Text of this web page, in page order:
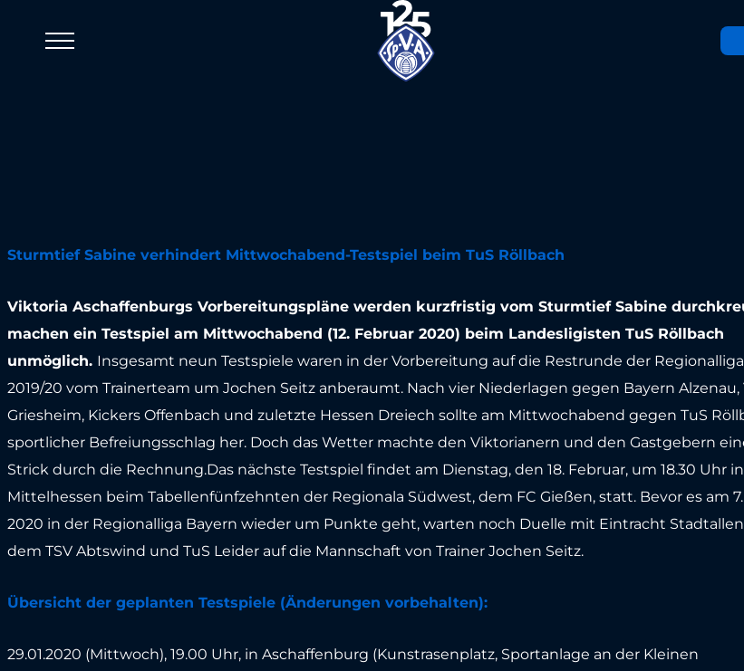
11. Februar 2020
Sturmtief Sabine verhindert Mittwochabend-Testspiel beim TuS Röllbach
Viktoria Aschaffenburgs Vorbereitungspläne werden kurzfristig vom Sturmtief Sabine
machen ein Testspiel am Mittwochabend (12. Februar 2020) beim Landesligisten TuS Röllbach
unmöglich. Insgesamt neun Testspiele waren in der Vorbereitung auf die Restrunde der
2019/20 vom Trainerteam um Jochen Seitz anberaumt. Nach vier Niederlagen gegen Bayern Alzenau,
Griesheim, Kickers Offenbach und zuletzte Hessen Dreiech sollte am Mittwochabend gegen TuS
sportlicher Befreiungsschlag her. Doch das Wetter machte den Viktorianern und den Gastgebern
Strick durch die Rechnung.Das nächste Testspiel findet am Dienstag, den 18. Februar, um 18.30 Uhr in
Mittelhessen beim Tabellenfünfzehnten der Regionala Südwest, dem FC Gießen, statt. Bevor es am 7.
2020 in der Regionalliga Bayern wieder um Punkte geht, warten noch Duelle mit Eintracht
dem TSV Abtswind und TuS Leider auf die Mannschaft von Trainer Jochen Seitz.
Übersicht der geplanten Testspiele (Änderungen vorbehalten):
29.01.2020 (Mittwoch), 19.00 Uhr, in Aschaffenburg (Kunstrasenplatz, Sportanlage an der Kleinen